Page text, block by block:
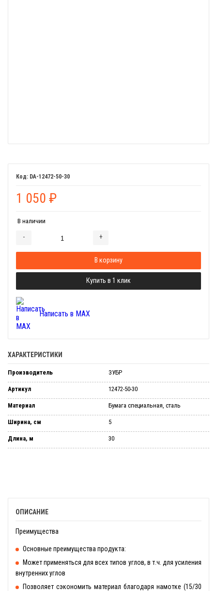
DA-12472-50-30
1 050 ₽
В наличии
- +
В корзину
Купить в 1 клик
Написать в MAX
ХАРАКТЕРИСТИКИ
Производитель ЗУБР
Артикул 12472-50-30
Материал Бумага специальная, сталь
Ширина, см 5
Длина, м 30
ОПИСАНИЕ
Преимущества
Основные преимущества продукта:
Может применяться для всех типов углов, в т.ч. для усиления
внутренних углов
Позволяет сэкономить материал благодаря намотке (15/30